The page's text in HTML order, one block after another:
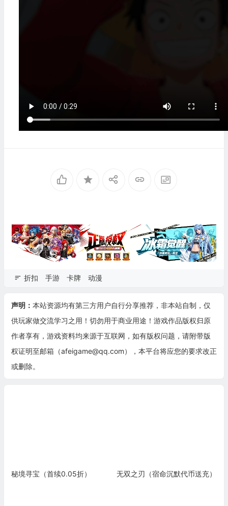
折扣 手游 卡牌 动漫
声明： 本站资源均有第三方用户自行分享推荐，非本站自制，仅
供玩家做交流学习之用！切勿用于商业用途！游戏作品版权归原
作者享有，游戏资料均来源于互联网，如有版权问题，请附带版
权证明至邮箱（afeigame@qq.com），本平台将应您的要求改正
或删除。
秘境寻宝（首续0.05折） 无双之刃（宿命沉默代币送充）